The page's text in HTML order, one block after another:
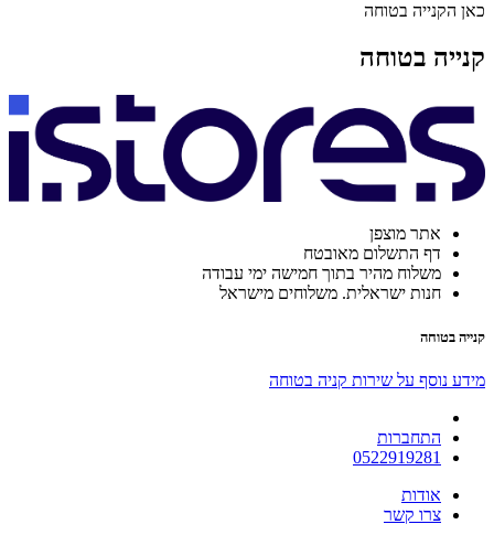
כאן הקנייה בטוחה
קנייה בטוחה
אתר מוצפן
דף התשלום מאובטח
משלוח מהיר בתוך חמישה ימי עבודה
חנות ישראלית. משלוחים מישראל
קנייה בטוחה
מידע נוסף על שירות קניה בטוחה
התחברות
0522919281
אודות
צרו קשר